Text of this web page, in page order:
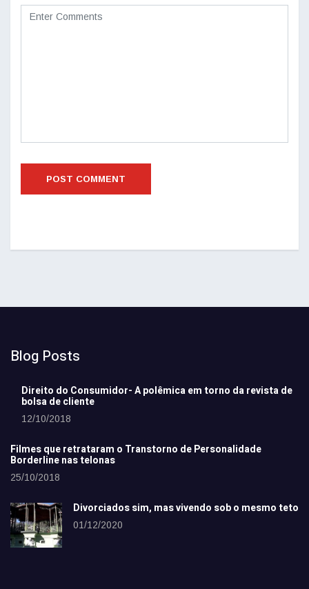
Blog Posts
Direito do Consumidor- A polêmica em torno da revista de
bolsa de cliente
12/10/2018
Filmes que retrataram o Transtorno de Personalidade
Borderline nas telonas
25/10/2018
Divorciados sim, mas vivendo sob o mesmo teto
01/12/2020